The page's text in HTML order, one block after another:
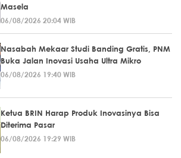
Masela
06/08/2026 20:04 WIB
Nasabah Mekaar Studi Banding Gratis, PNM
Buka Jalan Inovasi Usaha Ultra Mikro
06/08/2026 19:40 WIB
Ketua BRIN Harap Produk Inovasinya Bisa
Diterima Pasar
06/08/2026 19:29 WIB